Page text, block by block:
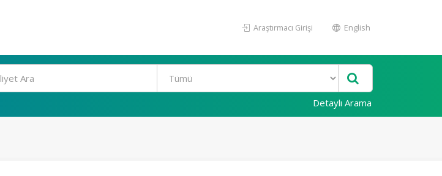
Araştırmacı Girişi English
Detaylı Arama